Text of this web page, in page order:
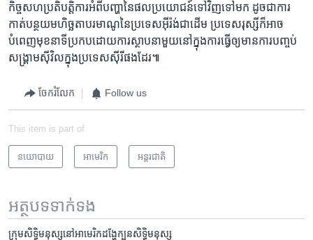
កិច្ចសហប្រតិបត្តិការ​អំពី​បញ្ហា​នៃ​ផលប្រយោជន៍​ទៅ​វិញ​ទៅ​មក​ ដូចជា​ការ​
កាត់បន្ថយ​មហិច្ឆតា​បរមាណូនៃ​ប្រទេស​អ៊ីរ៉ង់​ជា​ដើម​ ប្រទេស​រុស្សី​ក៏​អាច
បំពេញ​មុខ​នាទី​ប្រកប​ដោយការ​ស្ថាបនា​មួយ​នៅ​ក្នុង​ការ​ធ្វើ​ឲ្យ​មាន​ការ​បញ្ចប់
សង្គ្រាម​ស៊ីវិល​ក្នុង​ប្រទេស​ស៊ីរី​ផង​ដែរ៕
ចែករំលែក Follow us
This item is part of
នយោបាយ អាមេរិក​ អន្តរជាតិ
អត្ថបទ​ទាក់ទង
ក្រុមសិទ្ធិ​មនុស្សនៅអាមេរិក​ដង្ហែក្បួន​សិទ្ធិ​មនុស្ស